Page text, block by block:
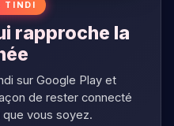
de rester connecté
que vous soyez.